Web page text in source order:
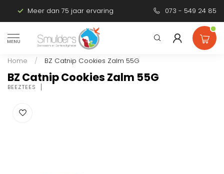
Meer dan 75 jaar ervaring Persoonlijk
073 - 549 24 85
MENU
Home / BZ Catnip Cookies Zalm 55G
BZ Catnip Cookies Zalm 55G
BEEZTEES